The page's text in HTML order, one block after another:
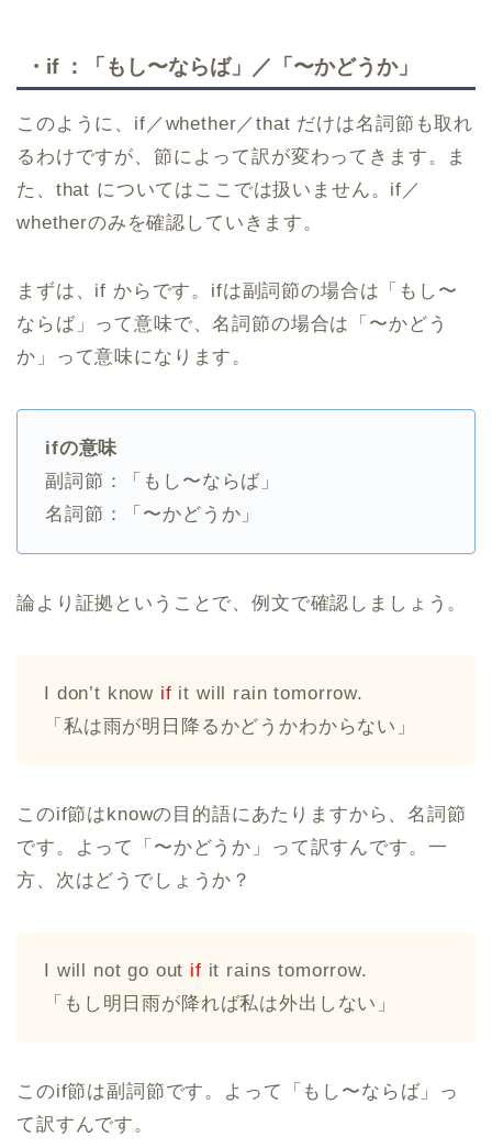
・if ：「もし〜ならば」／「〜かどうか」
このように、if／whether／that だけは名詞節も取れ
るわけですが、節によって訳が変わってきます。ま
た、that についてはここでは扱いません。if／
whetherのみを確認していきます。
まずは、if からです。ifは副詞節の場合は「もし〜
ならば」って意味で、名詞節の場合は「〜かどう
か」って意味になります。
ifの意味
副詞節：「もし〜ならば」
名詞節：「〜かどうか」
論より証拠ということで、例文で確認しましょう。
I don’t know if it will rain tomorrow.
「私は雨が明日降るかどうかわからない」
このif節はknowの目的語にあたりますから、名詞節
です。よって「〜かどうか」って訳すんです。一
方、次はどうでしょうか？
I will not go out if it rains tomorrow.
「もし明日雨が降れば私は外出しない」
このif節は副詞節です。よって「もし〜ならば」っ
て訳すんです。